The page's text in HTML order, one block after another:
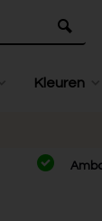
Kleuren